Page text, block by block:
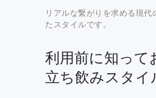
リアルな繋がりを求める現代
たスタイルです。
利用前に知って
立ち飲みスタイ